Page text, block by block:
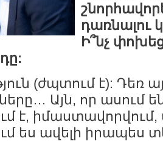
դառնալու
Ի՞նչ
(ժպտում է): Դեռ
Այն, որ ասում
է,
ես ավելի իրապես